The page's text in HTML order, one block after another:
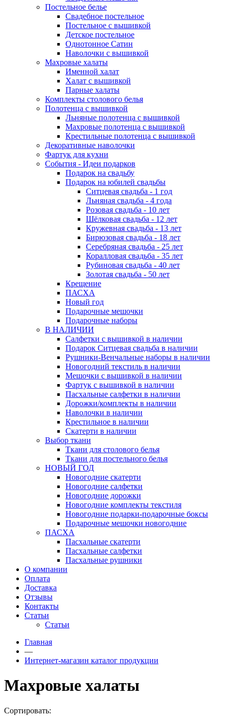
Постельное белье
Свадебное постельное
Постельное с вышивкой
Детское постельное
Однотонное Сатин
Наволочки с вышивкой
Махровые халаты
Именной халат
Халат с вышивкой
Парные халаты
Комплекты столового белья
Полотенца с вышивкой
Льняные полотенца с вышивкой
Махровые полотенца с вышивкой
Крестильные полотенца с вышивкой
Декоративные наволочки
Фартук для кухни
События - Идеи подарков
Подарок на свадьбу
Подарок на юбилей свадьбы
Ситцевая свадьба - 1 год
Льняная свадьба - 4 года
Розовая свадьба - 10 лет
Шёлковая свадьба - 12 лет
Кружевная свадьба - 13 лет
Бирюзовая свадьба - 18 лет
Серебряная свадьба - 25 лет
Коралловая свадьба - 35 лет
Рубиновая свадьба - 40 лет
Золотая свадьба - 50 лет
Крещение
ПАСХА
Новый год
Подарочные мешочки
Подарочные наборы
В НАЛИЧИИ
Салфетки с вышивкой в наличии
Подарок Ситцевая свадьба в наличии
Рушники-Венчальные наборы в наличии
Новогодний текстиль в наличии
Мешочки с вышивкой в наличии
Фартук с вышивкой в наличии
Пасхальные салфетки в наличии
Дорожки/комплекты в наличии
Наволочки в наличии
Крестильное в наличии
Скатерти в наличии
Выбор ткани
Ткани для столового белья
Ткани для постельного белья
НОВЫЙ ГОД
Новогодние скатерти
Новогодние салфетки
Новогодние дорожки
Новогодние комплекты текстиля
Новогодние подарки-подарочные боксы
Подарочные мешочки новогодние
ПАСХА
Пасхальные скатерти
Пасхальные салфетки
Пасхальные рушники
О компании
Оплата
Доставка
Отзывы
Контакты
Статьи
Статьи
Главная
—
Интернет-магазин каталог продукции
Махровые халаты
Сортировать: